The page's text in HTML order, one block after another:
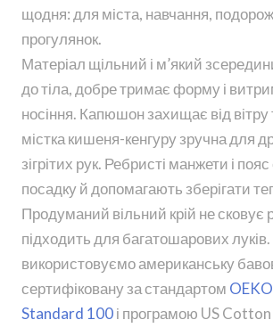
щодня: для міста, навчання,
прогулянок.
Матеріал щільний і м’який
до тіла, добре тримає форму і
носіння. Капюшон захищає від вітру
містка кишеня-кенгуру зручна для
зігрітих рук. Ребристі манжети і
посадку й допомагають зберігати
Продуманий вільний крій не сковує
підходить для багатошарових
використовуємо американську
сертифіковану за стандартом
Standard 100і програмою US